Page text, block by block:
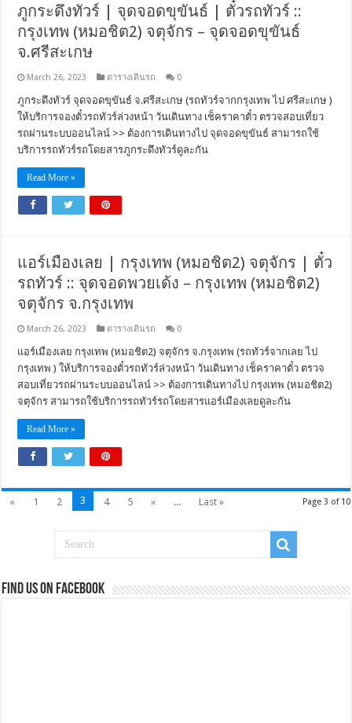
ภูกระดึงทัวร์ | จุดจอดขุขันธ์ | ตั๋วรถทัวร์ ::
กรุงเทพ (หมอชิต2) จตุจักร – จุดจอดขุขันธ์
จ.ศรีสะเกษ
March 26, 2023 ตารางเดินรถ 0
ภูกระดึงทัวร์ จุดจอดขุขันธ์ จ.ศรีสะเกษ (รถทัวร์จากกรุงเทพ ไป ศรีสะเกษ )
ให้บริการจองตั๋วรถทัวร์ล่วงหน้า วันเดินทาง เช็คราคาตั๋ว ตรวจสอบเที่ยว
รถผ่านระบบออนไลน์ >> ต้องการเดินทางไป จุดจอดขุขันธ์ สามารถใช้
บริการรถทัวร์รถโดยสารภูกระดึงทัวร์ดูละกัน
Read More »
แอร์เมืองเลย | กรุงเทพ (หมอชิต2) จตุจักร | ตั๋ว
รถทัวร์ :: จุดจอดพวยเด้ง – กรุงเทพ (หมอชิต2)
จตุจักร จ.กรุงเทพ
March 26, 2023 ตารางเดินรถ 0
แอร์เมืองเลย กรุงเทพ (หมอชิต2) จตุจักร จ.กรุงเทพ (รถทัวร์จากเลย ไป
กรุงเทพ ) ให้บริการจองตั๋วรถทัวร์ล่วงหน้า วันเดินทาง เช็คราคาตั๋ว ตรวจ
สอบเที่ยวรถผ่านระบบออนไลน์ >> ต้องการเดินทางไป กรุงเทพ (หมอชิต2)
จตุจักร สามารถใช้บริการรถทัวร์รถโดยสารแอร์เมืองเลยดูละกัน
Read More »
Page 3 of 10
« 1 2 3 4 5 » ... Last »
Find us on Facebook